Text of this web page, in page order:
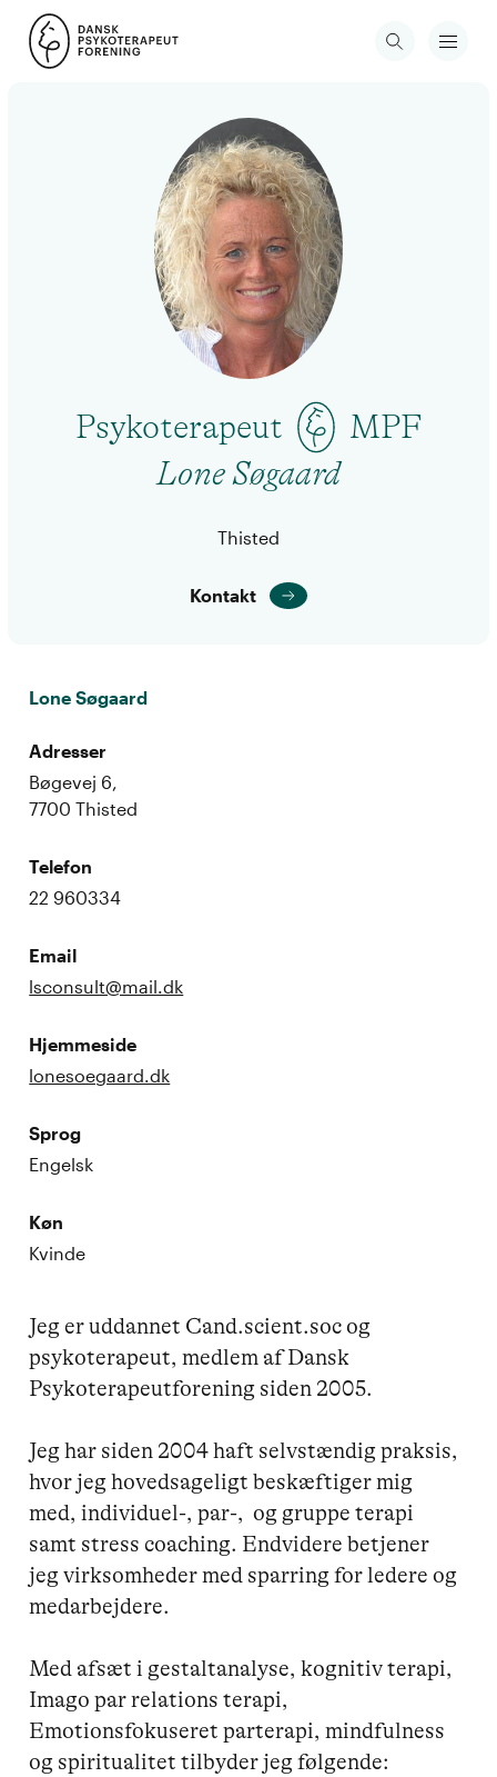
Psykoterapeut
MPF
Lone Søgaard
Thisted
Kontakt
Lone Søgaard
Adresser
Bøgevej 6,
7700 Thisted
Telefon
22 960334
Email
lsconsult@mail.dk
Hjemmeside
lonesoegaard.dk
Sprog
Engelsk
Køn
Kvinde
Jeg er uddannet Cand.scient.soc og
psykoterapeut, medlem af Dansk
Psykoterapeutforening siden 2005.
Jeg har siden 2004 haft selvstændig praksis,
hvor jeg hovedsageligt beskæftiger mig
med, individuel-, par-,  og gruppe terapi
samt stress coaching. Endvidere betjener
jeg virksomheder med sparring for ledere og
medarbejdere.
Med afsæt i gestaltanalyse, kognitiv terapi,
Imago par relations terapi,
Emotionsfokuseret parterapi, mindfulness
og spiritualitet tilbyder jeg følgende: